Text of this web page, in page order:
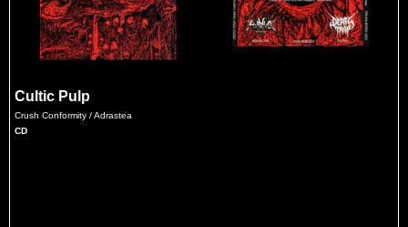
Cultic Pulp
Crush Conformity / Adrastea
CD